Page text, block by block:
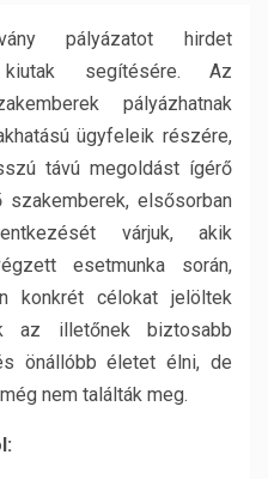
pályázatot hirdet
kiutak segítésére. Az
pályázhatnak
ügyfeleik részére,
távú megoldást ígérő
szakemberek, elsősorban
várjuk, akik
esetmunka során,
konkrét célokat jelöltek
az illetőnek biztosabb
önállóbb életet élni, de
nem találták meg.